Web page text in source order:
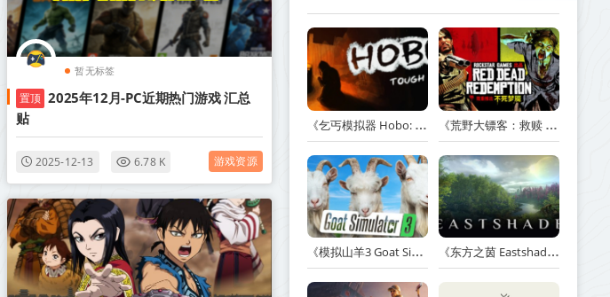
暂无标签
置顶 2025年12月-PC近期热门游戏 汇总
贴
2025-12-13 6.78 K 游戏资源
《乞丐模拟器 Hobo: Tough Life》v1.20.010-赠原声带+解锁全人物满级通关存档+多项修改器【单机+联机】丨中文版网盘下载 《荒野大镖客：救赎 Red Dead Redemption》v1.0.42.46611-送修改器丨中文版网盘下载
《模拟山羊3 Goat Simulator 3》v1.2.0.2-全DLC+含重制版【单机+联机】【PC/手机双端】丨中文版网盘下载 《东方之茵 Eastshade》Build.20251455-免安装中文版丨中文版网盘下载